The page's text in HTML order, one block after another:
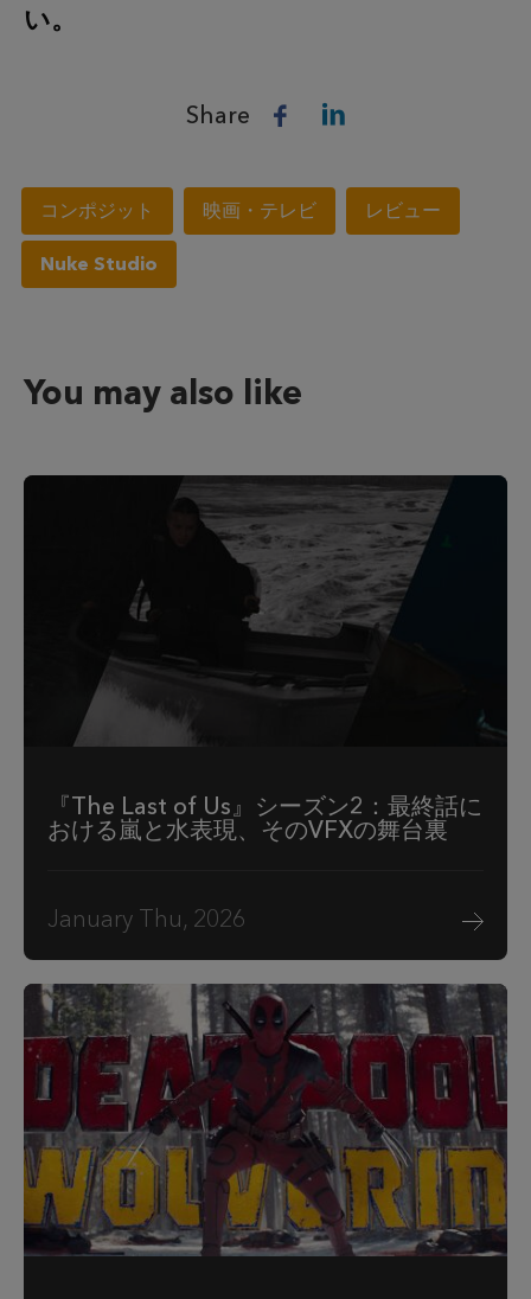
い。
Share
コンポジット 映画・テレビ レビュー
Nuke Studio
You may also like
『The Last of Us』シーズン2：最終話に
おける嵐と水表現、そのVFXの舞台裏
January Thu, 2026